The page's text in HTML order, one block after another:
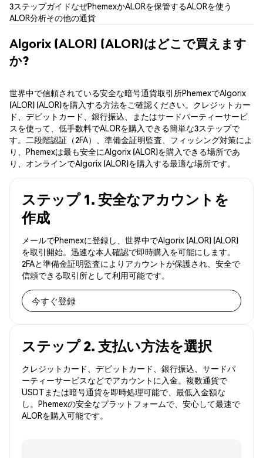
3ステップガイドなぜPhemexかALORを保管するALORを使う
ALOR分析その他の通貨
Algorix (ALOR) (ALOR)はどこで買えます
か?
世界中で信頼されている安全な暗号通貨取引所PhemexでAlgorix
(ALOR) (ALOR)を購入する方法をご確認ください。クレジットカー
ド、デビットカード、銀行振込、またはサードパーティーサービ
スを使って、低手数料でALORを購入できる簡単な3ステップで
す。二段階認証（2FA）、準備金証明監査、フィッシング対策によ
り、Phemexは最も安全にAlgorix (ALOR)を購入できる場所であ
り、オンラインでAlgorix (ALOR)を購入する最適な場所です。
ステップ 1. 安全なアカウントを
作成
メールでPhemexに登録し、世界中でAlgorix (ALOR) (ALOR)
を取引開始。迅速な本人確認で即時購入を可能にします。
2FAと準備金証明監査によりアカウントが保護され、安全で
信頼できる取引所として利用可能です。
今すぐ登録
ステップ 2. 支払い方法を選択
クレジットカード、デビットカード、銀行振込、サードパ
ーティーサービスなどでアカウントに入金。複数通貨で
USDTまたは暗号通貨を即時処理可能で、最低入金額な
し。Phemexの安全なプラットフォームで、安心して最速で
ALORを購入可能です。